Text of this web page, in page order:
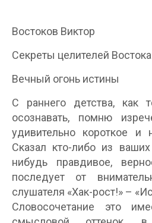
Востоков Виктор
Секреты целителей Востока
Вечный огонь истины
С раннего детства, как
осознавать, помню
удивительно короткое и
Сказал кто-либо из
нибудь правдивое,
последует от
слушателя «Хак-рост!» –
Словосочетание это